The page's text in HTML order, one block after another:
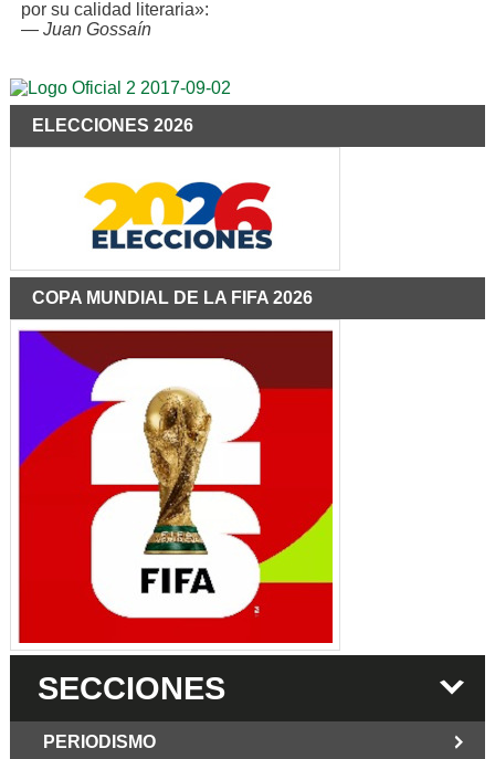
por su calidad literaria»:
— Juan Gossaín
ELECCIONES 2026
COPA MUNDIAL DE LA FIFA 2026
SECCIONES
PERIODISMO